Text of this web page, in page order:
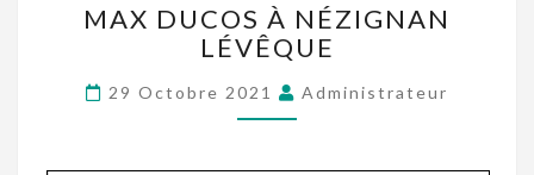
MAX DUCOS À NÉZIGNAN
LÉVÊQUE
29 Octobre 2021 Administrateur